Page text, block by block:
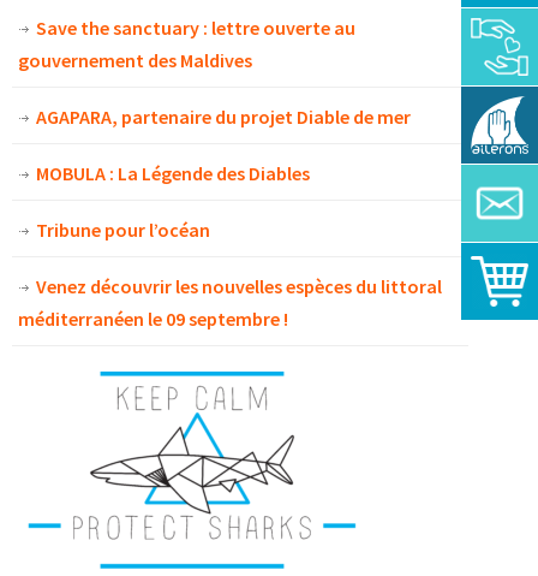
Save the sanctuary : lettre ouverte au
gouvernement des Maldives
AGAPARA, partenaire du projet Diable de mer
MOBULA : La Légende des Diables
Tribune pour l’océan
Venez découvrir les nouvelles espèces du littoral
méditerranéen le 09 septembre !